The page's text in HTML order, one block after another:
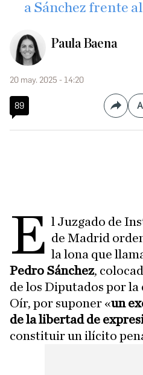
a Sánchez frente
Paula Baena
20 may. 2025 - 14:20
89
E l Juzgado de
de Madrid
la lona que
Pedro Sánchez,
de los Diputados por
Oír, por suponer «un
de la libertad de
constituir un ilícito